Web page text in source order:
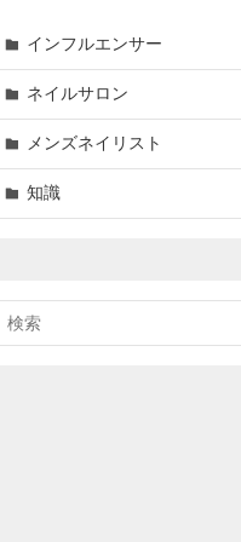
インフルエンサー
ネイルサロン
メンズネイリスト
知識